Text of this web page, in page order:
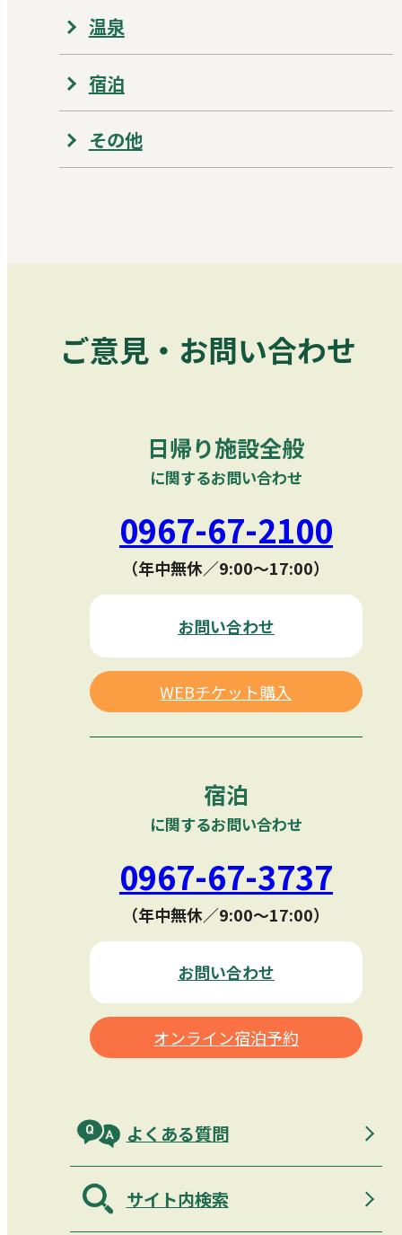
温泉
宿泊
その他
ご意見・お問い合わせ
日帰り施設全般
に関するお問い合わせ
0967-67-2100
（年中無休／9:00〜17:00）
お問い合わせ
WEBチケット購入
宿泊
に関するお問い合わせ
0967-67-3737
（年中無休／9:00〜17:00）
お問い合わせ
オンライン宿泊予約
よくある質問
サイト内検索